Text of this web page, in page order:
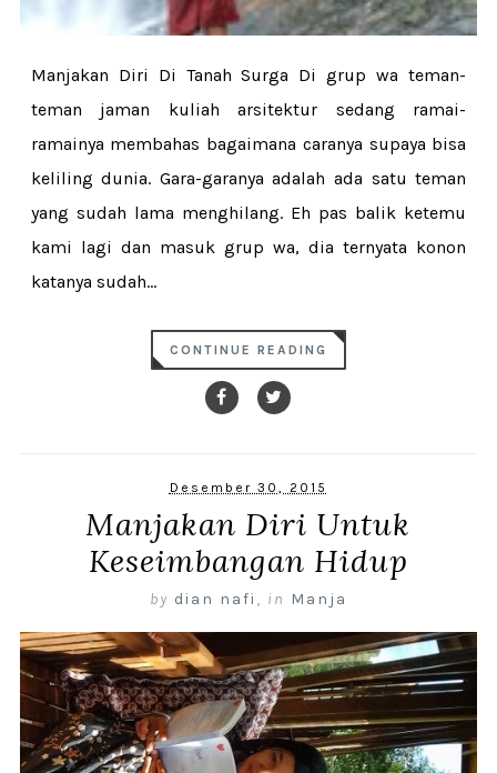
Manjakan Diri Di Tanah Surga Di grup wa teman-
teman jaman kuliah arsitektur sedang ramai-
ramainya membahas bagaimana caranya supaya bisa
keliling dunia. Gara-garanya adalah ada satu teman
yang sudah lama menghilang. Eh pas balik ketemu
kami lagi dan masuk grup wa, dia ternyata konon
katanya sudah...
CONTINUE READING
Desember 30, 2015
Manjakan Diri Untuk
Keseimbangan Hidup
by dian nafi , in Manja